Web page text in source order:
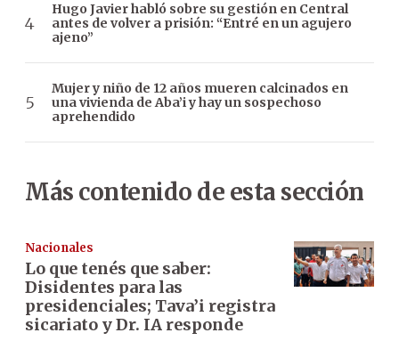
Hugo Javier habló sobre su gestión en Central
antes de volver a prisión: “Entré en un agujero
ajeno”
Mujer y niño de 12 años mueren calcinados en
una vivienda de Aba’i y hay un sospechoso
aprehendido
Más contenido de esta sección
Nacionales
Lo que tenés que saber:
Disidentes para las
presidenciales; Tava’i registra
sicariato y Dr. IA responde